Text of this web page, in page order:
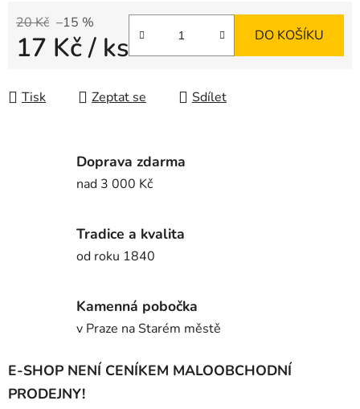
20 Kč –15 %
17 Kč/ ks DO KOŠÍKU
Tisk Zeptat se Sdílet
Doprava zdarma
nad 3 000 Kč
Tradice a kvalita
od roku 1840
Kamenná pobočka
v Praze na Starém městě
E-SHOP NENÍ CENÍKEM MALOOBCHODNÍ
PRODEJNY!